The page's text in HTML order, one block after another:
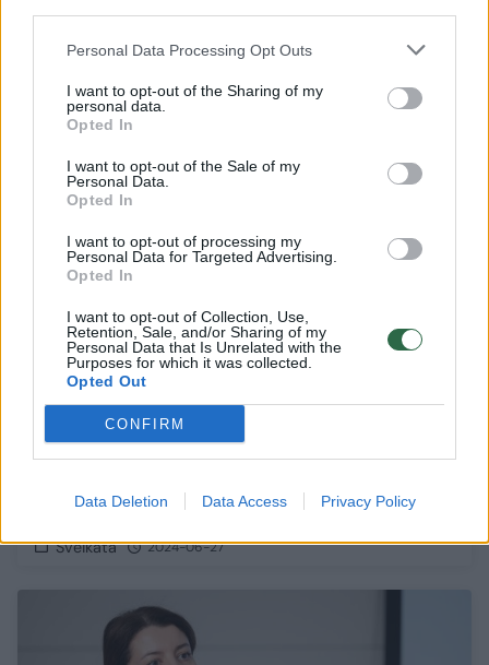
Personal Data Processing Opt Outs
I want to opt-out of the Sharing of my
personal data.
Opted In
I want to opt-out of the Sale of my
Personal Data.
Opted In
I want to opt-out of processing my
Personal Data for Targeted Advertising.
Opted In
I want to opt-out of Collection, Use,
Retention, Sale, and/or Sharing of my
Personal Data that Is Unrelated with the
Purposes for which it was collected.
Opted Out
CONFIRM
Data Deletion Data Access Privacy Policy
Ligonines spaudžia košmariškos skolos:
vaistus
Sveikata 2024-06-27